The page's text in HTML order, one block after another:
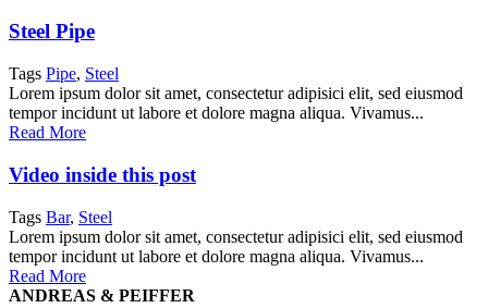
Steel Pipe
Tags Pipe, Steel
Lorem ipsum dolor sit amet, consectetur adipisici elit, sed eiusmod
tempor incidunt ut labore et dolore magna aliqua. Vivamus...
Read More
Video inside this post
Tags Bar, Steel
Lorem ipsum dolor sit amet, consectetur adipisici elit, sed eiusmod
tempor incidunt ut labore et dolore magna aliqua. Vivamus...
Read More
ANDREAS & PEIFFER